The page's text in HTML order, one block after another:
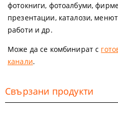
фотокниги, фотоалбуми,
презентации, каталози,
работи и др.
Може да се комбинират с
канали.
Свързани продукти